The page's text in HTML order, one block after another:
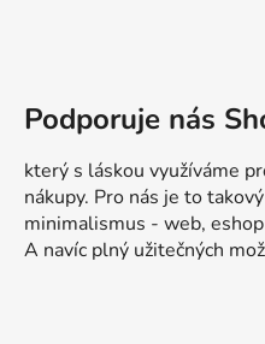
Podporuje nás
který s láskou využíváme
nákupy. Pro nás je to
minimalismus - web,
A navíc plný užitečných